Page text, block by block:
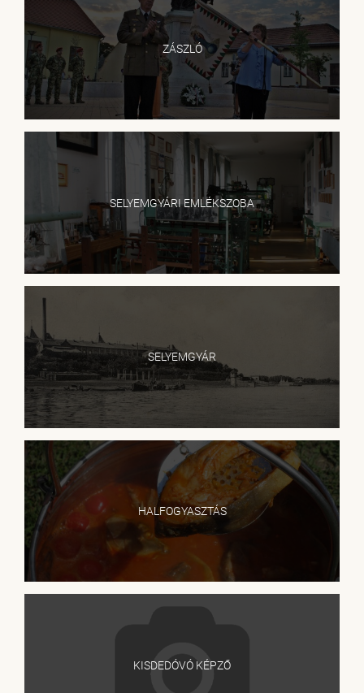
ZÁSZLÓ
SELYEMGYÁRI EMLÉKSZOBA
SELYEMGYÁR
HALFOGYASZTÁS
KISDEDÓVÓ KÉPZŐ